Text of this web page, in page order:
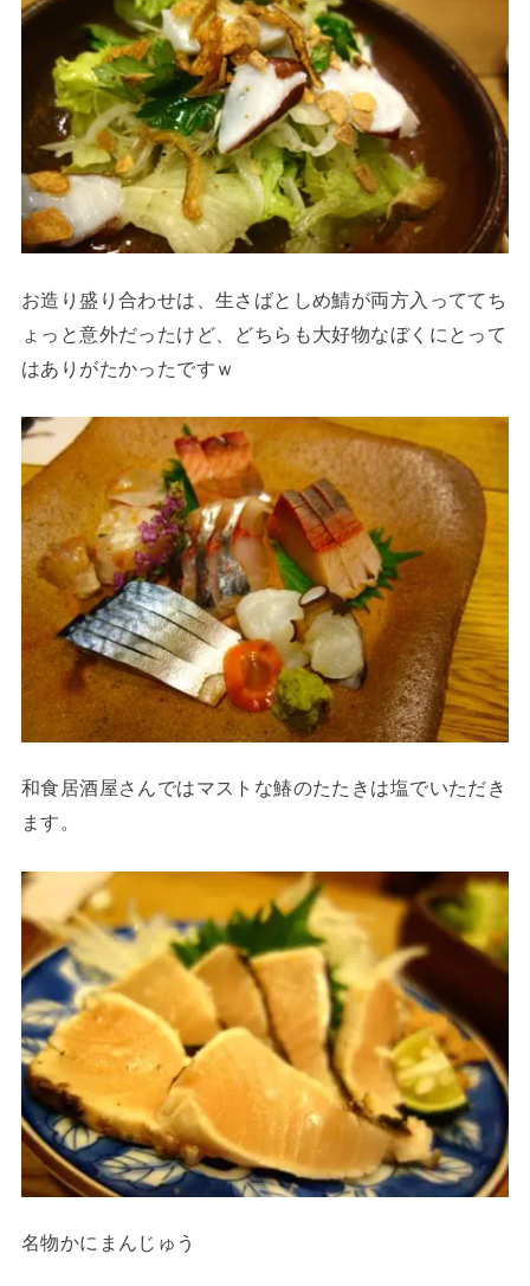
お造り盛り合わせは、生さばとしめ鯖が両方入っててち
ょっと意外だったけど、どちらも大好物なぼくにとって
はありがたかったですｗ
和食居酒屋さんではマストな鰆のたたきは塩でいただき
ます。
名物かにまんじゅう